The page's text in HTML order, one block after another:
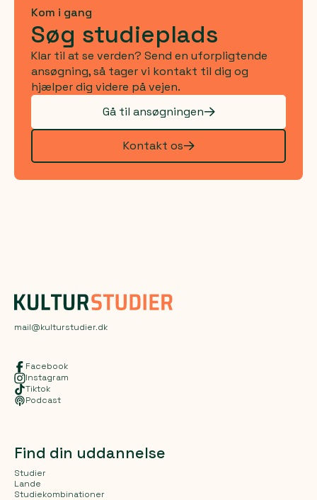
Kom i gang
Søg studieplads
Klar til at se verden? Send en uforpligtende
ansøgning, så tager vi kontakt til dig og
hjælper dig videre på vejen.
Gå til ansøgningen
Kontakt os
mail@kulturstudier.dk
Facebook
Instagram
Tiktok
Podcast
Find din uddannelse
Studier
Lande
Studiekombinationer